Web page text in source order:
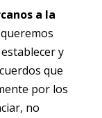
a la
y
que
por los
no